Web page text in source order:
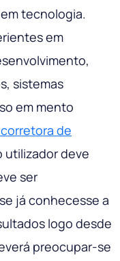
tecnologia.
em
sistemas
em mento
de
utilizador deve
ser
já conhecesse a
logo desde
preocupar-se